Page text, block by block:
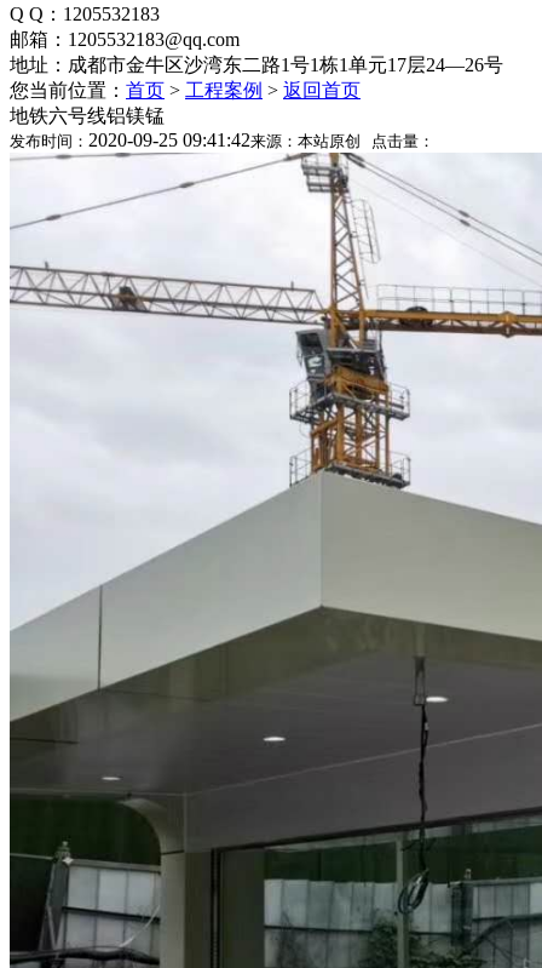
Q Q：1205532183
邮箱：1205532183@qq.com
地址：成都市金牛区沙湾东二路1号1栋1单元17层24—26号
您当前位置： 首页 > 工程案例 > 返回首页
地铁六号线铝镁锰
发布时间： 2020-09-25 09:41:42来源：本站原创 点击量：